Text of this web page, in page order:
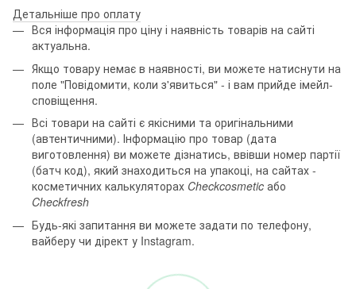
Детальніше про оплату
Вся інформація про ціну і наявність товарів на сайті
актуальна.
Якщо товару немає в наявності, ви можете натиснути на
поле "Повідомити, коли з'явиться" - і вам прийде імейл-
сповіщення.
Всі товари на сайті є якісними та оригінальними
(автентичними). Інформацію про товар (дата
виготовлення) ви можете дізнатись, ввівши номер партії
(батч код), який знаходиться на упакоці, на сайтах -
косметичних калькуляторах Checkcosmetic або
Checkfresh
Будь-які запитання ви можете задати по телефону,
вайберу чи дірект у Instagram.